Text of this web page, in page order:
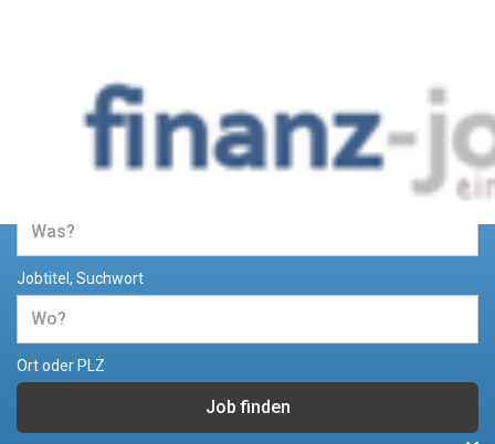
Jobs und Stellenangebote im
Bereich Finanzen
Jobtitel, Suchwort
Ort oder PLZ